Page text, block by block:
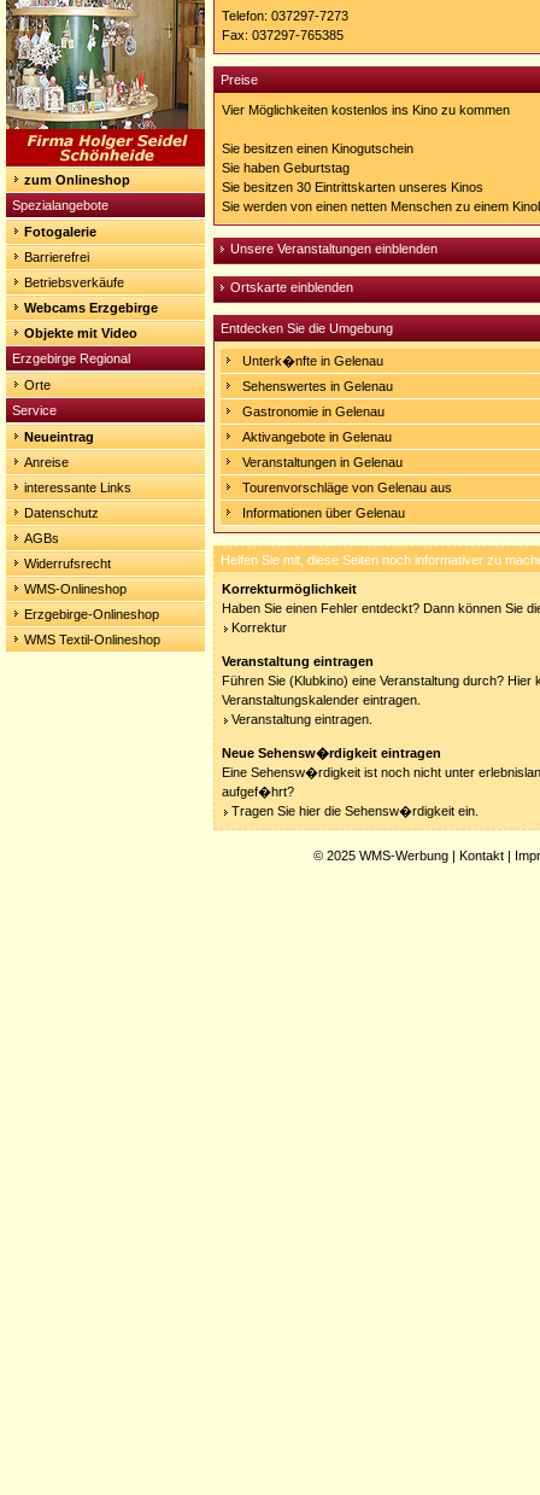
zum Onlineshop
Spezialangebote
Fotogalerie
Barrierefrei
Betriebsverkäufe
Webcams Erzgebirge
Objekte mit Video
Erzgebirge Regional
Orte
Service
Neueintrag
Anreise
interessante Links
Datenschutz
AGBs
Widerrufsrecht
WMS-Onlineshop
Erzgebirge-Onlineshop
WMS Textil-Onlineshop
http://www.gelekino.de
Telefon: 037297-7273
Fax: 037297-765385
Preise
Vier Möglichkeiten kostenlos ins Kino zu kommen
Sie besitzen einen Kinogutschein
Sie haben Geburtstag
Sie besitzen 30 Eintrittskarten unseres Kinos
Sie werden von einen netten Menschen zu einem
Unsere Veranstaltungen einblenden
Ortskarte einblenden
Entdecken Sie die Umgebung
Unterk�nfte in Gelenau
Sehenswertes in Gelenau
Gastronomie in Gelenau
Aktivangebote in Gelenau
Veranstaltungen in Gelenau
Tourenvorschläge von Gelenau aus
Informationen über Gelenau
Helfen Sie mit, diese Seiten noch informativer zu
Korrekturmöglichkeit
Haben Sie einen Fehler entdeckt? Dann können Sie
Korrektur
Veranstaltung eintragen
Führen Sie (Klubkino) eine Veranstaltung durch? Hier
Veranstaltungskalender eintragen.
Veranstaltung eintragen.
Neue Sehensw�rdigkeit eintragen
Eine Sehensw�rdigkeit ist noch nicht unter
aufgef�hrt?
Tragen Sie hier die Sehensw�rdigkeit ein.
© 2025 WMS-Werbung | Kontakt |